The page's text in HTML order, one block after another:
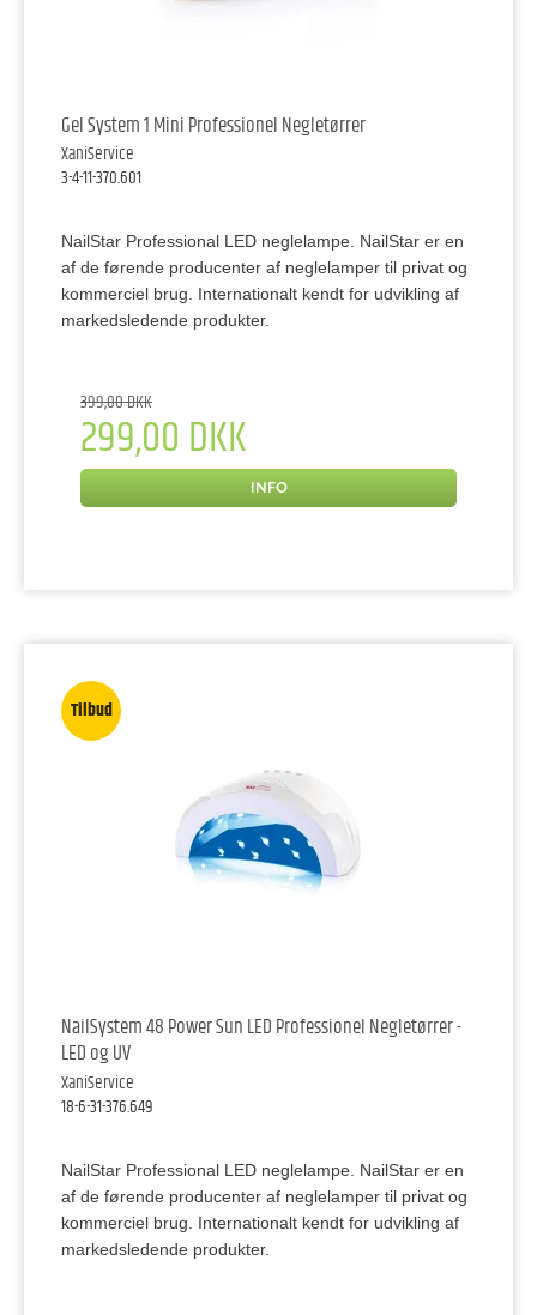
Gel System 1 Mini Professionel Negletørrer
XaniService
3-4-11-370.601
NailStar Professional LED neglelampe. NailStar er en
af de førende producenter af neglelamper til privat og
kommerciel brug. Internationalt kendt for udvikling af
markedsledende produkter.
399,00 DKK
299,00 DKK
INFO
Tilbud
NailSystem 48 Power Sun LED Professionel Negletørrer -
LED og UV
XaniService
18-6-31-376.649
NailStar Professional LED neglelampe. NailStar er en
af de førende producenter af neglelamper til privat og
kommerciel brug. Internationalt kendt for udvikling af
markedsledende produkter.